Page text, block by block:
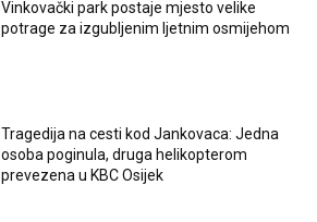
Vinkovački park postaje mjesto velike
potrage za izgubljenim ljetnim osmijehom
Tragedija na cesti kod Jankovaca: Jedna
osoba poginula, druga helikopterom
prevezena u KBC Osijek